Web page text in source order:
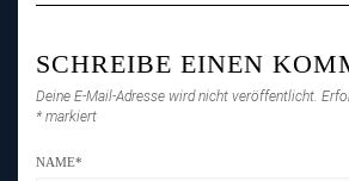
SCHREIBE EINEN
Deine E-Mail-Adresse wird nicht veröffentlicht.
* markiert
NAME*